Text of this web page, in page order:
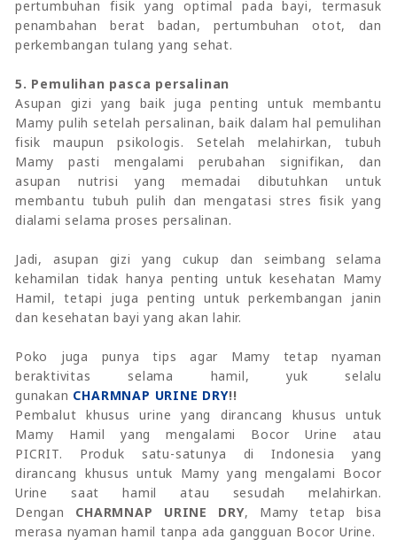
pertumbuhan fisik yang optimal pada bayi, termasuk
penambahan berat badan, pertumbuhan otot, dan
perkembangan tulang yang sehat.
5. Pemulihan pasca persalinan
Asupan gizi yang baik juga penting untuk membantu
Mamy pulih setelah persalinan, baik dalam hal pemulihan
fisik maupun psikologis. Setelah melahirkan, tubuh
Mamy pasti mengalami perubahan signifikan, dan
asupan nutrisi yang memadai dibutuhkan untuk
membantu tubuh pulih dan mengatasi stres fisik yang
dialami selama proses persalinan.
Jadi, asupan gizi yang cukup dan seimbang selama
kehamilan tidak hanya penting untuk kesehatan Mamy
Hamil, tetapi juga penting untuk perkembangan janin
dan kesehatan bayi yang akan lahir.
Poko juga punya tips agar Mamy tetap nyaman
beraktivitas selama hamil, yuk selalu
gunakan CHARMNAP URINE DRY!!
Pembalut khusus urine yang dirancang khusus untuk
Mamy Hamil yang mengalami Bocor Urine atau
PICRIT. Produk satu-satunya di Indonesia yang
dirancang khusus untuk Mamy yang mengalami Bocor
Urine saat hamil atau sesudah melahirkan.
Dengan CHARMNAP URINE DRY, Mamy tetap bisa
merasa nyaman hamil tanpa ada gangguan Bocor Urine.